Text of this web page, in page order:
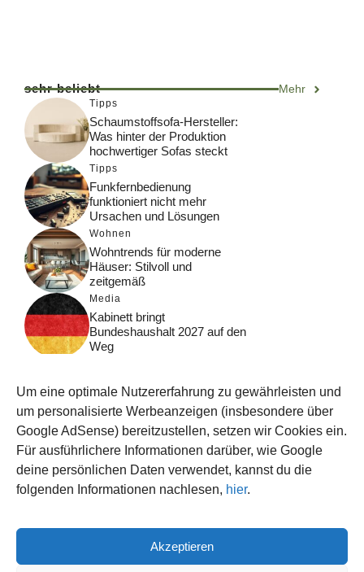
Um eine optimale Nutzererfahrung zu gewährleisten und
um personalisierte Werbeanzeigen (insbesondere über
Google AdSense) bereitzustellen, setzen wir Cookies ein.
Für ausführlichere Informationen darüber, wie Google
deine persönlichen Daten verwendet, kannst du die
folgenden Informationen nachlesen, hier.
Akzeptieren
sehr beliebt Mehr
Tipps
Schaumstoffsofa-Hersteller:
Was hinter der Produktion
hochwertiger Sofas steckt
Tipps
Funkfernbedienung
funktioniert nicht mehr
Ursachen und Lösungen
Wohnen
Wohntrends für moderne
Häuser: Stilvoll und
zeitgemäß
Media
Kabinett bringt
Bundeshaushalt 2027 auf den
Weg
Funktionsweise, Prozesse
und Rankinglogik
Computer
Wieso habe ich im moment
kein Internet?
© 2026 WISSEN123.DE
IMPRESSUM